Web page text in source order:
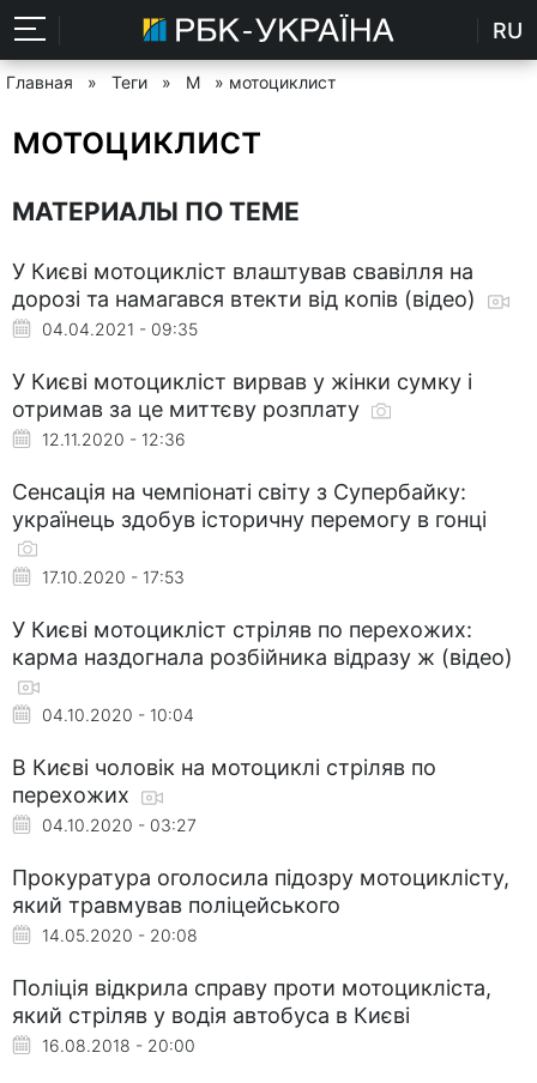
RU
Главная » Теги » М » мотоциклист
мотоциклист
МАТЕРИАЛЫ ПО ТЕМЕ
У Києві мотоцикліст влаштував свавілля на
дорозі та намагався втекти від копів (відео)
04.04.2021 - 09:35
У Києві мотоцикліст вирвав у жінки сумку і
отримав за це миттєву розплату
12.11.2020 - 12:36
Сенсація на чемпіонаті світу з Супербайку:
українець здобув історичну перемогу в гонці
17.10.2020 - 17:53
У Києві мотоцикліст стріляв по перехожих:
карма наздогнала розбійника відразу ж (відео)
04.10.2020 - 10:04
В Києві чоловік на мотоциклі стріляв по
перехожих
04.10.2020 - 03:27
Прокуратура оголосила підозру мотоциклісту,
який травмував поліцейського
14.05.2020 - 20:08
Поліція відкрила справу проти мотоцикліста,
який стріляв у водія автобуса в Києві
16.08.2018 - 20:00